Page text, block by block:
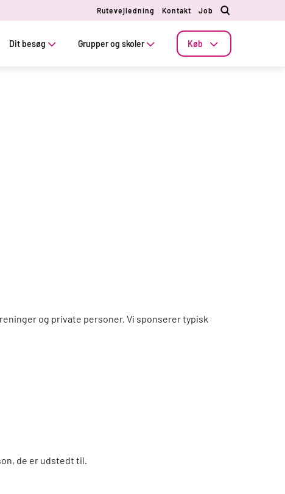
Rutevejledning Kontakt Job
Dit besøg Grupper og skoler Køb
og private personer. Vi sponserer typisk
de er udstedt til.